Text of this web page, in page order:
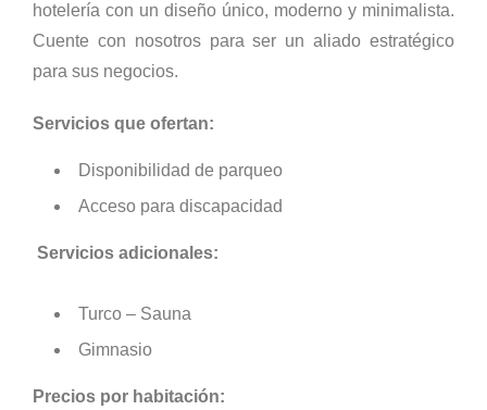
hotelería con un diseño único, moderno y minimalista.
Cuente con nosotros para ser un aliado estratégico
para sus negocios.
Servicios que ofertan:
Disponibilidad de parqueo
Acceso para discapacidad
Servicios adicionales:
Turco – Sauna
Gimnasio
Precios por habitación: